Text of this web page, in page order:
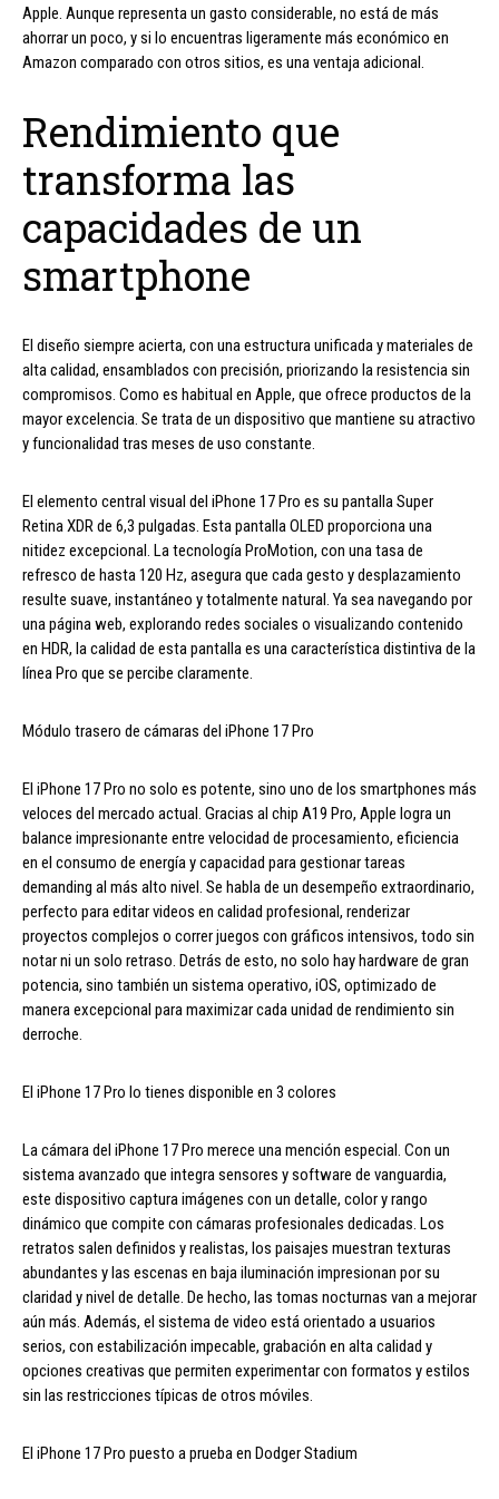
Apple. Aunque representa un gasto considerable, no está de más
ahorrar un poco, y si lo encuentras ligeramente más económico en
Amazon comparado con otros sitios, es una ventaja adicional.
Rendimiento que
transforma las
capacidades de un
smartphone
El diseño siempre acierta, con una estructura unificada y materiales de
alta calidad, ensamblados con precisión, priorizando la resistencia sin
compromisos. Como es habitual en Apple, que ofrece productos de la
mayor excelencia. Se trata de un dispositivo que mantiene su atractivo
y funcionalidad tras meses de uso constante.
El elemento central visual del iPhone 17 Pro es su pantalla Super
Retina XDR de 6,3 pulgadas. Esta pantalla OLED proporciona una
nitidez excepcional. La tecnología ProMotion, con una tasa de
refresco de hasta 120 Hz, asegura que cada gesto y desplazamiento
resulte suave, instantáneo y totalmente natural. Ya sea navegando por
una página web, explorando redes sociales o visualizando contenido
en HDR, la calidad de esta pantalla es una característica distintiva de la
línea Pro que se percibe claramente.
Módulo trasero de cámaras del iPhone 17 Pro
El iPhone 17 Pro no solo es potente, sino uno de los smartphones más
veloces del mercado actual. Gracias al chip A19 Pro, Apple logra un
balance impresionante entre velocidad de procesamiento, eficiencia
en el consumo de energía y capacidad para gestionar tareas
demanding al más alto nivel. Se habla de un desempeño extraordinario,
perfecto para editar videos en calidad profesional, renderizar
proyectos complejos o correr juegos con gráficos intensivos, todo sin
notar ni un solo retraso. Detrás de esto, no solo hay hardware de gran
potencia, sino también un sistema operativo, iOS, optimizado de
manera excepcional para maximizar cada unidad de rendimiento sin
derroche.
El iPhone 17 Pro lo tienes disponible en 3 colores
La cámara del iPhone 17 Pro merece una mención especial. Con un
sistema avanzado que integra sensores y software de vanguardia,
este dispositivo captura imágenes con un detalle, color y rango
dinámico que compite con cámaras profesionales dedicadas. Los
retratos salen definidos y realistas, los paisajes muestran texturas
abundantes y las escenas en baja iluminación impresionan por su
claridad y nivel de detalle. De hecho, las tomas nocturnas van a mejorar
aún más. Además, el sistema de video está orientado a usuarios
serios, con estabilización impecable, grabación en alta calidad y
opciones creativas que permiten experimentar con formatos y estilos
sin las restricciones típicas de otros móviles.
El iPhone 17 Pro puesto a prueba en Dodger Stadium